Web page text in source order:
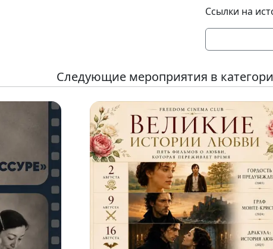
Ссылки на
Следующие мероприятия в